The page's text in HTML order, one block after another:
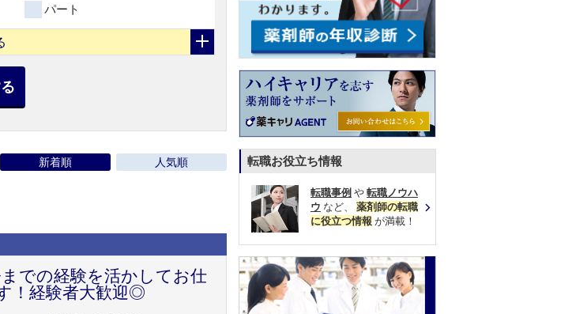
パート
新着順 人気順
での経験を活かしてお仕
！経験者大歓迎◎
転職お役立ち情報
転職事例 や 転職ノウハ
ウ など、 薬剤師の転職
に役立つ情報 が満載！